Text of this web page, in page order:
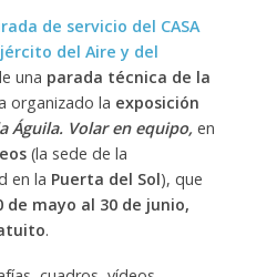
de servicio del CASA
del Aire y del
una parada técnica de la
organizado la exposición
Águila. Volar en equipo,en
(la sede de la
en la Puerta del Sol), que
de mayo al 30 de junio,
.